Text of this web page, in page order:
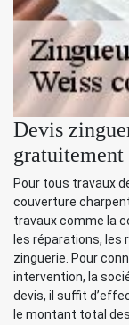
Devis
gratuitement
Pour tous travaux
couverture
travaux comme la
les réparations, les
zinguerie. Pour
intervention, la
devis, il suffit
le montant total des